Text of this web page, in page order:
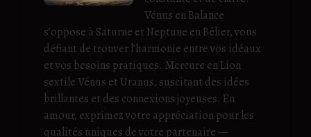
Vénus en Balance
s’oppose à Saturne et Neptune en Bélier, vous
défiant de trouver l’harmonie entre vos idéaux
et vos besoins pratiques. Mercure en Lion
sextile Vénus et Uranus, suscitant des idées
brillantes et des connexions joyeuses. En
amour, exprimez votre appréciation pour les
qualités uniques de votre partenaire —